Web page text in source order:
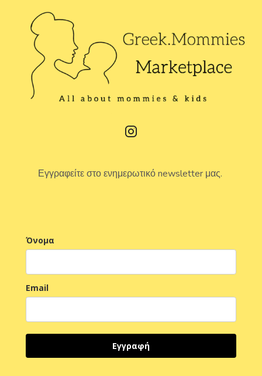
Εγγραφείτε στο ενημερωτικό newsletter μας.
Όνομα
Email
Εγγραφή